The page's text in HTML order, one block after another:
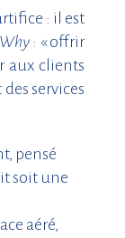
: il est
Why: « offrir
aux clients
services
pensé
soit une
aéré,